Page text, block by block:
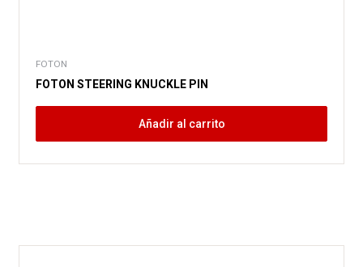
FOTON
FOTON STEERING KNUCKLE PIN
Añadir al carrito